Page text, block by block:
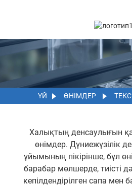
ҮЙ ӨНІМДЕР
Халықтың денсаулығын
өнімдер. Дүниежүзілік
ұйымының пікірінше, бұл
барабар мөлшерде, тиісті
кепілдендірілген сапа мен